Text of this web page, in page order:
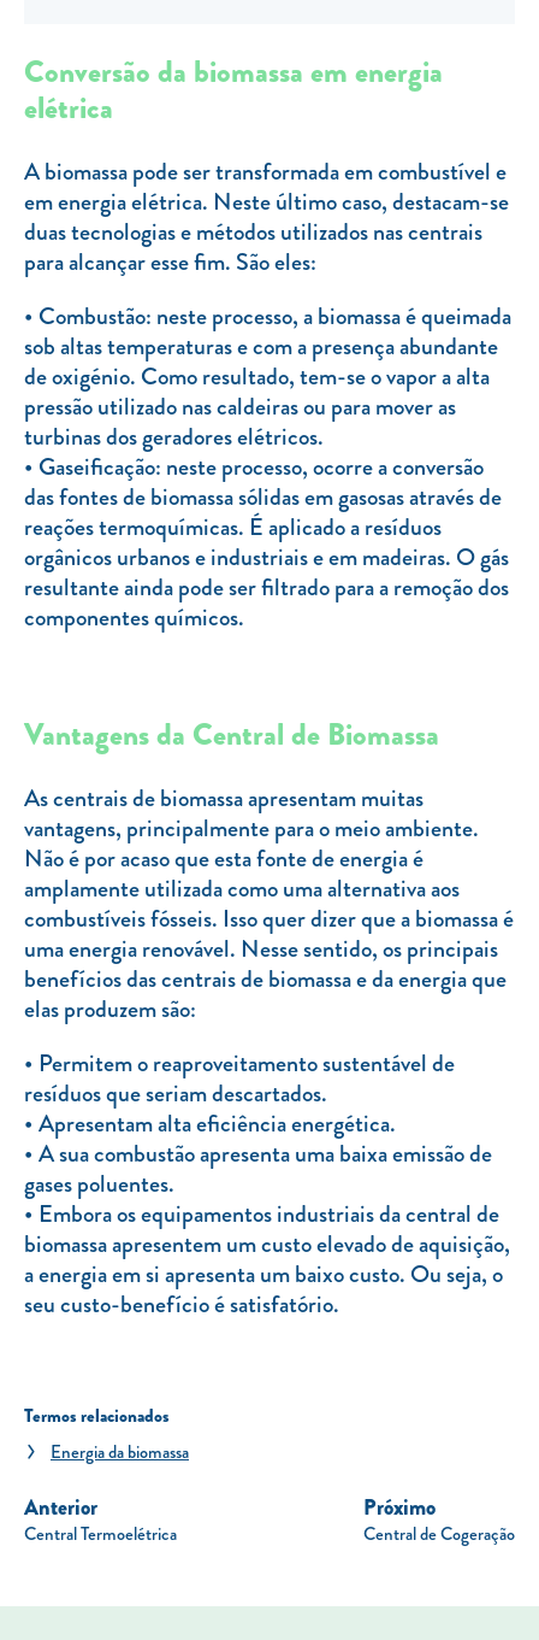
Clientes prioritários
Resolução alternativa de litígios
Conversão da biomassa em energia
elétrica
A biomassa pode ser transformada em combustível e
em energia elétrica. Neste último caso, destacam-se
duas tecnologias e métodos utilizados nas centrais
para alcançar esse fim. São eles:
Combustão: neste processo, a biomassa é queimada
sob altas temperaturas e com a presença abundante
de oxigénio. Como resultado, tem-se o vapor a alta
pressão utilizado nas caldeiras ou para mover as
turbinas dos geradores elétricos.
Gaseificação: neste processo, ocorre a conversão
das fontes de biomassa sólidas em gasosas através de
reações termoquímicas. É aplicado a resíduos
orgânicos urbanos e industriais e em madeiras. O gás
resultante ainda pode ser filtrado para a remoção dos
componentes químicos.
Vantagens da Central de Biomassa
As centrais de biomassa apresentam muitas
vantagens, principalmente para o meio ambiente.
Não é por acaso que esta fonte de energia é
amplamente utilizada como uma alternativa aos
combustíveis fósseis. Isso quer dizer que a biomassa é
uma energia renovável. Nesse sentido, os principais
benefícios das centrais de biomassa e da energia que
elas produzem são:
Permitem o reaproveitamento sustentável de
resíduos que seriam descartados.
Apresentam alta eficiência energética.
A sua combustão apresenta uma baixa emissão de
gases poluentes.
Embora os equipamentos industriais da central de
biomassa apresentem um custo elevado de aquisição,
a energia em si apresenta um baixo custo. Ou seja, o
seu custo-benefício é satisfatório.
Termos relacionados
Energia da biomassa
Anterior
Central Termoelétrica
Próximo
Central de Cogeração